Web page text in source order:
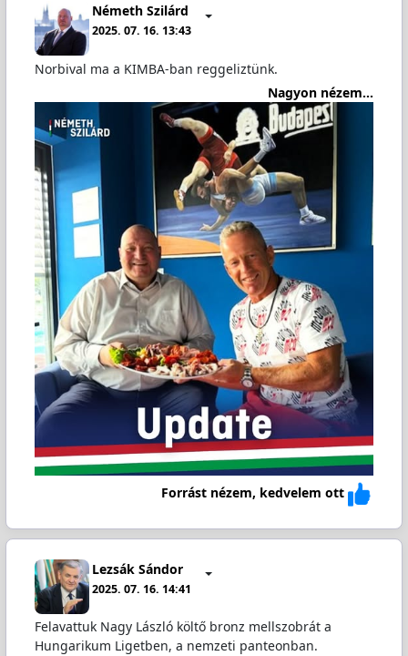
Németh Szilárd
2025. 07. 16. 13:43
Norbival ma a KIMBA-ban reggeliztünk.
Nagyon nézem...
Forrást nézem, kedvelem ott
Lezsák Sándor
2025. 07. 16. 14:41
Felavattuk Nagy László költő bronz mellszobrát a
Hungarikum Ligetben, a nemzeti panteonban.